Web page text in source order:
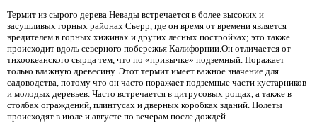
Термит из сырого дерева Невады встречается в более высоких и
засушливых горных районах Сьерр, где он время от времени является
вредителем в горных хижинах и других лесных постройках; это также
происходит вдоль северного побережья Калифорнии.Он отличается от
тихоокеанского сырца тем, что по «привычке» подземный. Поражает
только влажную древесину. Этот термит имеет важное значение для
садоводства, потому что он часто поражает подземные части кустарников
и молодых деревьев. Часто встречается в цитрусовых рощах, а также в
столбах ограждений, плинтусах и дверных коробках зданий. Полеты
происходят в июле и августе по вечерам после дождей.